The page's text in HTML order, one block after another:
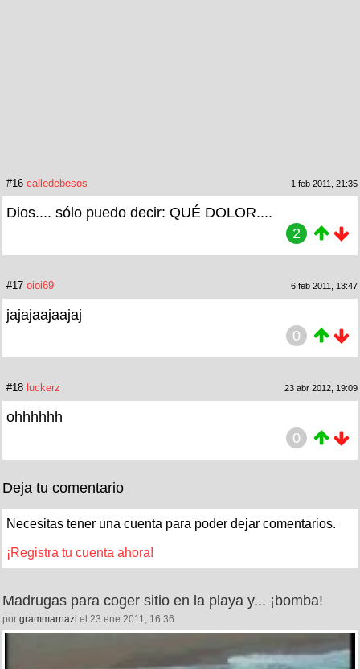
#16 calledebesos 1 feb 2011, 21:35
Dios.... sólo puedo decir: QUÉ DOLOR....
2
#17 oioi69 6 feb 2011, 13:47
jajajaajaajaj
0
#18 luckerz 23 abr 2012, 19:09
ohhhhhh
0
Deja tu comentario
Necesitas tener una cuenta para poder dejar comentarios.
¡Registra tu cuenta ahora!
Madrugas para coger sitio en la playa y... ¡bomba!
por grammarnazi el 23 ene 2011, 16:36